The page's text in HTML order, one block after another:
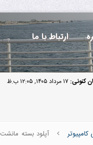
ارتباط با ما
کنونی: ۱۷ مرداد ۱۴۰۵, ۱۲:۰۵ ب.ظ
کامپیوتر
آپلود بسته مانشت